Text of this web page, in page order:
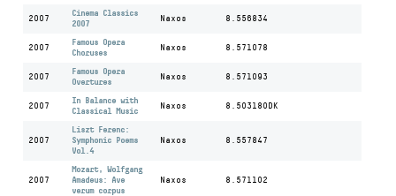
2007
Cinema Classics
2007
Naxos 8.556834
2007
Famous Opera
Choruses
Naxos 8.571078
2007
Famous Opera
Overtures
Naxos 8.571093
2007
In Balance with
Classical Music
Naxos 8.503180DK
2007
Liszt Ferenc:
Symphonic Poems
Vol.4
Naxos 8.557847
2007
Mozart, Wolfgang
Amadeus: Ave
verum corpus
Naxos 8.571102